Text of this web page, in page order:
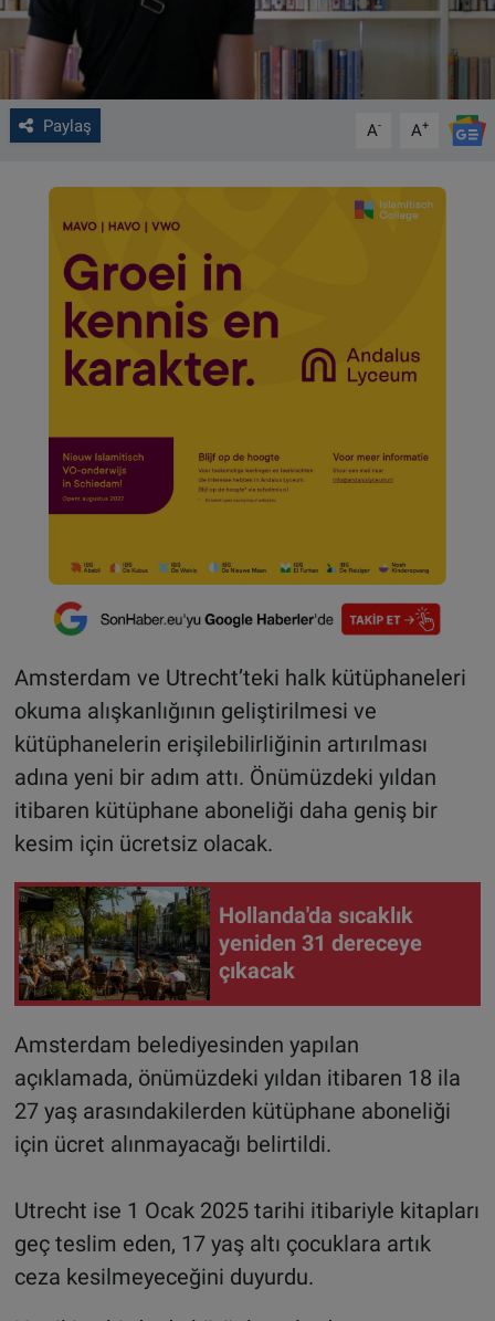
Paylaş A- A+
Amsterdam ve Utrecht’teki halk kütüphaneleri
okuma alışkanlığının geliştirilmesi ve
kütüphanelerin erişilebilirliğinin artırılması
adına yeni bir adım attı. Önümüzdeki yıldan
itibaren kütüphane aboneliği daha geniş bir
kesim için ücretsiz olacak.
Hollanda'da sıcaklık
yeniden 31 dereceye
çıkacak
Amsterdam belediyesinden yapılan
açıklamada, önümüzdeki yıldan itibaren 18 ila
27 yaş arasındakilerden kütüphane aboneliği
için ücret alınmayacağı belirtildi.
Utrecht ise 1 Ocak 2025 tarihi itibariyle kitapları
geç teslim eden, 17 yaş altı çocuklara artık
ceza kesilmeyeceğini duyurdu.
Çerez Politikası